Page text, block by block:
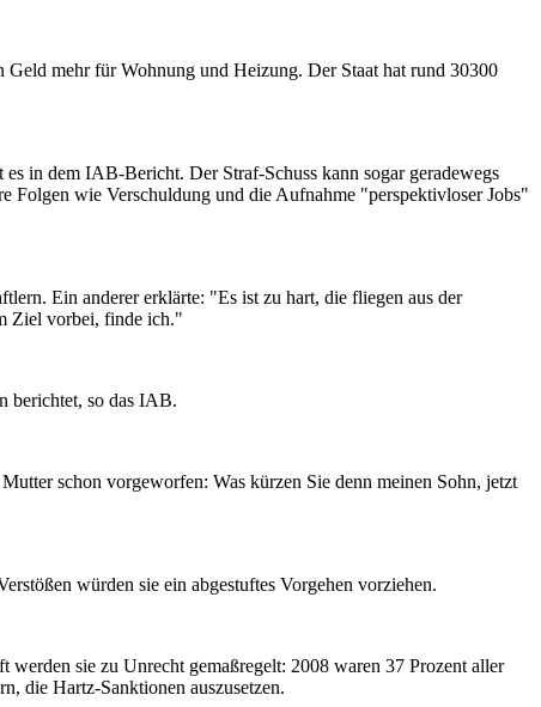
mehr für Wohnung und Heizung. Der Staat hat rund 30300
in dem IAB-Bericht. Der Straf-Schuss kann sogar geradewegs
Folgen wie Verschuldung und die Aufnahme "perspektivloser Jobs"
Ein anderer erklärte: "Es ist zu hart, die fliegen aus der
Ziel vorbei, finde ich."
berichtet, so das IAB.
schon vorgeworfen: Was kürzen Sie denn meinen Sohn, jetzt
würden sie ein abgestuftes Vorgehen vorziehen.
sie zu Unrecht gemaßregelt: 2008 waren 37 Prozent aller
die Hartz-Sanktionen auszusetzen.